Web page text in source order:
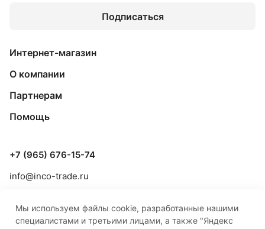
Подписаться
Интернет-магазин
О компании
Партнерам
Помощь
+7 (965) 676-15-74
info@inco-trade.ru
Мы используем файлы cookie, разработанные нашими
специалистами и третьими лицами, а также "Яндекс